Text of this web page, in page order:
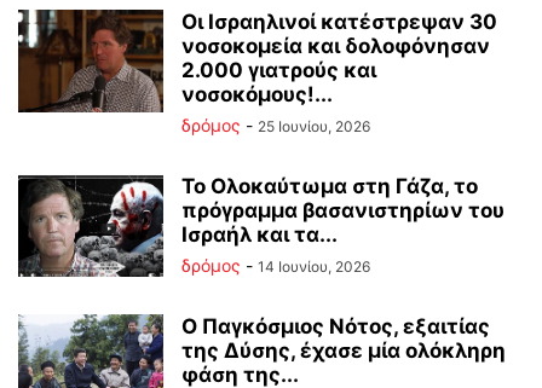
Οι Ισραηλινοί κατέστρεψαν 30
νοσοκομεία και δολοφόνησαν
2.000 γιατρούς και
νοσοκόμους!...
δρόμος - 25 Ιουνίου, 2026
Το Ολοκαύτωμα στη Γάζα, το
πρόγραμμα βασανιστηρίων του
Ισραήλ και τα...
δρόμος - 14 Ιουνίου, 2026
Ο Παγκόσμιος Νότος, εξαιτίας
της Δύσης, έχασε μία ολόκληρη
φάση της...